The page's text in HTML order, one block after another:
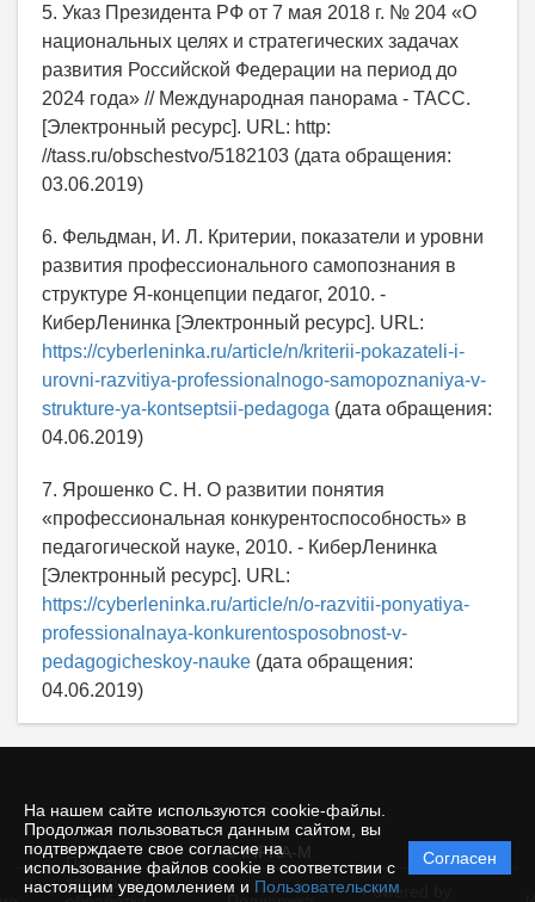
На нашем сайте используются cookie-файлы.
Продолжая пользоваться данным сайтом, вы
подтверждаете свое согласие на
использование файлов cookie в соответствии с
настоящим уведомлением и Пользовательским
Согласен
5. Указ Президента РФ от 7 мая 2018 г. № 204 «О
национальных целях и стратегических задачах
развития Российской Федерации на период до
2024 года» // Международная панорама - ТАСС.
[Электронный ресурс]. URL: http:
//tass.ru/obschestvo/5182103 (дата обращения:
03.06.2019)
6. Фельдман, И. Л. Критерии, показатели и уровни
развития профессионального самопознания в
структуре Я-концепции педагог, 2010. -
КиберЛенинка [Электронный ресурс]. URL:
https://cyberleninka.ru/article/n/kriterii-pokazateli-i-
urovni-razvitiya-professionalnogo-samopoznaniya-v-
strukture-ya-kontseptsii-pedagoga (дата обращения:
04.06.2019)
7. Ярошенко С. Н. О развитии понятия
«профессиональная конкурентоспособность» в
педагогической науке, 2010. - КиберЛенинка
[Электронный ресурс]. URL:
https://cyberleninka.ru/article/n/o-razvitii-ponyatiya-
professionalnaya-konkurentosposobnost-v-
pedagogicheskoy-nauke (дата обращения:
04.06.2019)
© INFRA-M
Политика
защиты и
Powered by